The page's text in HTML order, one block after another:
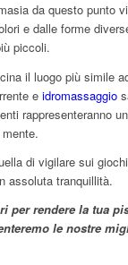
da questo punto
e dalle forme
piccoli.
il luogo più simile
e idromassaggio
rappresenteranno
di vigilare sui
assoluta tranquillità.
per rendere la tua
le nostre